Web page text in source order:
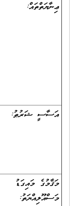
ޢިނާޔަތްތައް:
އަސާސީ ޝަރުޠު:
މަޤާމުގެ މައިގަޑު
މަސްއޫލިއްޔަތު: